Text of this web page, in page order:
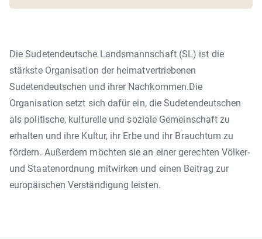
Die Sudetendeutsche Landsmannschaft (SL) ist die
stärkste Organisation der heimatvertriebenen
Sudetendeutschen und ihrer Nachkommen.Die
Organisation setzt sich dafür ein, die Sudetendeutschen
als politische, kulturelle und soziale Gemeinschaft zu
erhalten und ihre Kultur, ihr Erbe und ihr Brauchtum zu
fördern. Außerdem möchten sie an einer gerechten Völker-
und Staatenordnung mitwirken und einen Beitrag zur
europäischen Verständigung leisten.